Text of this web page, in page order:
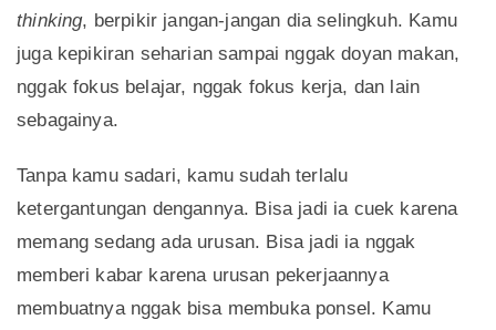
thinking, berpikir jangan-jangan dia selingkuh. Kamu
juga kepikiran seharian sampai nggak doyan makan,
nggak fokus belajar, nggak fokus kerja, dan lain
sebagainya.
Tanpa kamu sadari, kamu sudah terlalu
ketergantungan dengannya. Bisa jadi ia cuek karena
memang sedang ada urusan. Bisa jadi ia nggak
memberi kabar karena urusan pekerjaannya
membuatnya nggak bisa membuka ponsel. Kamu